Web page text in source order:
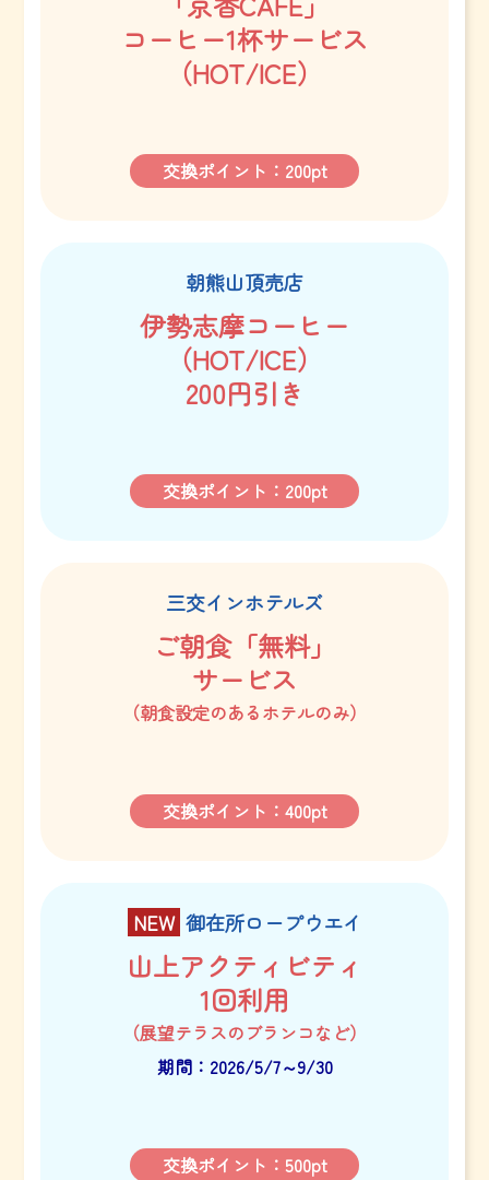
コーヒー1杯サービス
（HOT/ICE）
交換ポイント：200pt
朝熊山頂売店
伊勢志摩コーヒー
（HOT/ICE）
200円引き
交換ポイント：200pt
三交インホテルズ
ご朝食「無料」
サービス
（朝食設定のあるホテルのみ）
交換ポイント：400pt
NEW 御在所ロープウエイ
山上アクティビティ
1回利用
（展望テラスのブランコなど）
期間：2026/5/7～9/30
交換ポイント：500pt